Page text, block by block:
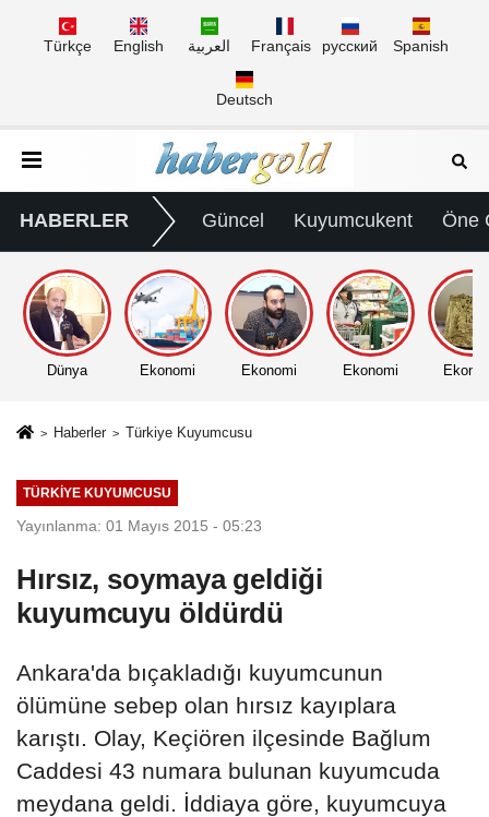
Türkçe English العربية Français русский Spanish
Deutsch
HABERLER Güncel Kuyumcukent Öne
Dünya Ekonomi Ekonomi Ekonomi
Haberler Türkiye Kuyumcusu
TÜRKIYE KUYUMCUSU
Yayınlanma: 01 Mayıs 2015 - 05:23
Hırsız, soymaya geldiği
kuyumcuyu öldürdü
Ankara'da bıçakladığı kuyumcunun
ölümüne sebep olan hırsız kayıplara
karıştı. Olay, Keçiören ilçesinde Bağlum
Caddesi 43 numara bulunan kuyumcuda
meydana geldi. İddiaya göre, kuyumcuya